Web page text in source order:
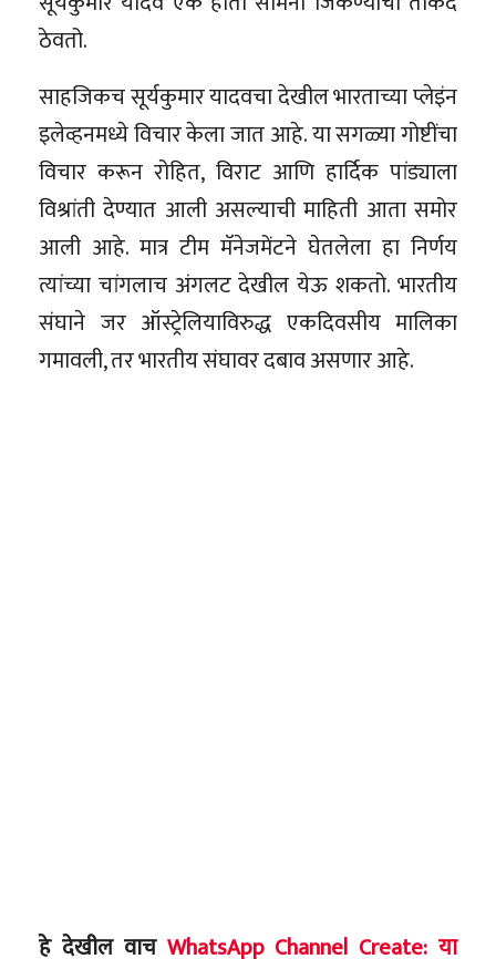
ठेवतो.
साहजिकच सूर्यकुमार यादवचा देखील भारताच्या प्लेइंन
इलेव्हनमध्ये विचार केला जात आहे. या सगळ्या गोष्टींचा
विचार करून रोहित, विराट आणि हार्दिक पांड्याला
विश्रांती देण्यात आली असल्याची माहिती आता समोर
आली आहे. मात्र टीम मॅनेजमेंटने घेतलेला हा निर्णय
त्यांच्या चांगलाच अंगलट देखील येऊ शकतो. भारतीय
संघाने जर ऑस्ट्रेलियाविरुद्ध एकदिवसीय मालिका
गमावली, तर भारतीय संघावर दबाव असणार आहे.
हे देखील वाच WhatsApp Channel Create: या